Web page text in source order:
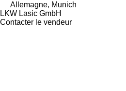
Allemagne, Munich
LKW Lasic GmbH
Contacter le vendeur